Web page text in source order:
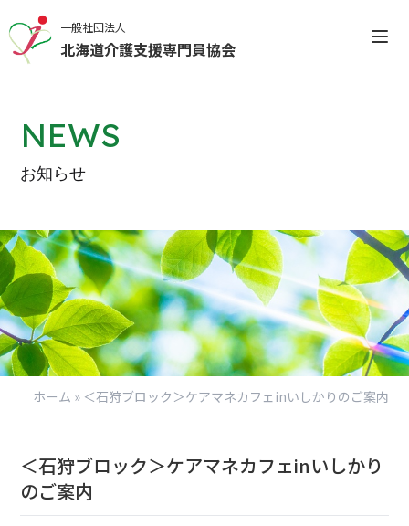
一般社団法人
北海道介護支援専門員協会
てのお知らせ
ログインする
新規登録（IDをお持ちではない方）
閉じる
NEWS
お知らせ
ホーム » ＜石狩ブロック＞ケアマネカフェinいしかりのご案内
＜石狩ブロック＞ケアマネカフェinいしかり
のご案内